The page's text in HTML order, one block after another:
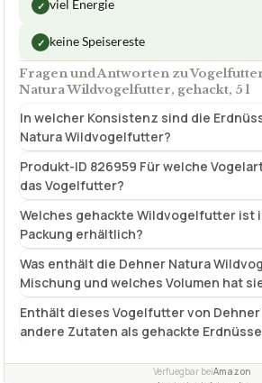
In welcher Konsistenz sind die
Natura Wildvogelfutter?
Produkt-ID 826959 Für welche
das Vogelfutter?
Welches gehackte Wildvogelfutter ist
Packung erhältlich?
Was enthält die Dehner Natura
Mischung und welches Volumen hat
Enthält dieses Vogelfutter von Dehner
andere Zutaten als gehackte Erdnüsse?
Verfuegbar bei Amazon
beste-testsieger.de